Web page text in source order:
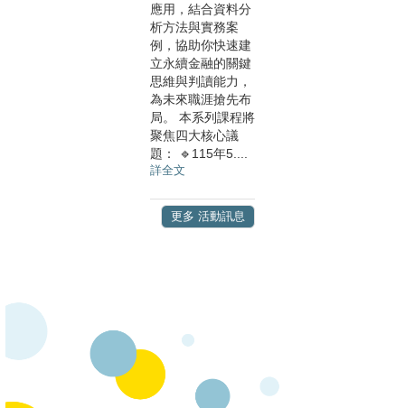
應用，結合資料分
析方法與實務案
例，協助你快速建
立永續金融的關鍵
思維與判讀能力，
為未來職涯搶先布
局。 本系列課程將
聚焦四大核心議
題： 🔹115年5....
詳全文
更多 活動訊息